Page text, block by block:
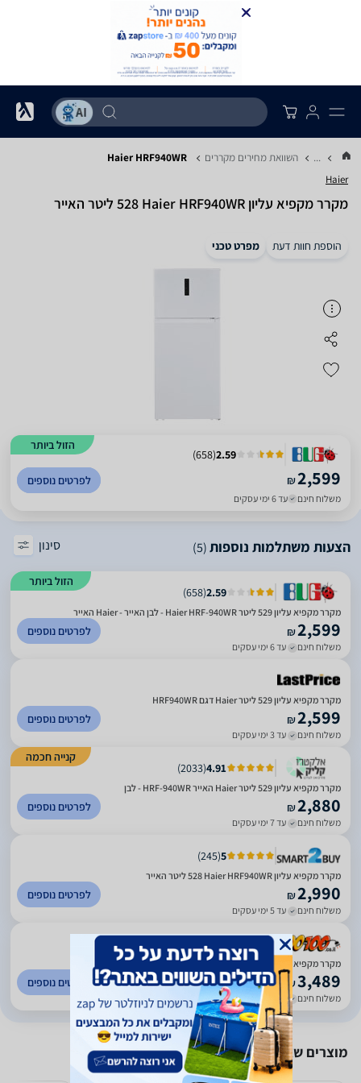
... השוואת מחירים מקררים Haier HRF940WR
Haier
מקרר ‏מקפיא עליון Haier HRF940WR ‏528 ‏ליטר האייר
הוספת חוות דעת מפרט טכני
הזול ביותר
2.59
(
658
)
₪2,599
משלוח חינם עד 6 ימי עסקים
לפרטים נוספים
הצעות משתלמות נוספות(5) סינון
הזול ביותר
2.59
(
658
)
מקרר מקפיא עליון 529 ליטר Haier HRF-940WR - לבן האייר - Haier האייר
₪2,599
משלוח חינם עד 6 ימי עסקים
לפרטים נוספים
מקרר מקפיא עליון 529 ליטר Haier דגם HRF940WR
₪2,599
משלוח חינם עד 3 ימי עסקים
לפרטים נוספים
קנייה חכמה
4.91
(
2033
)
מקרר מקפיא עליון 529 ליטר Haier האייר HRF-940WR - לבן
₪2,880
משלוח חינם עד 7 ימי עסקים
לפרטים נוספים
5
(
245
)
מקרר ‏מקפיא עליון Haier HRF940WR ‏528 ‏ליטר האייר
₪2,990
משלוח חינם עד 5 ימי עסקים
לפרטים נוספים
4.63
(
מקרר מקפיא עליון האייר HRF940WR לבן Haier
₪3,489
משלוח חינם עד 7 ימי עסקים
לפרטים נוספים
מוצרים שאולי יעניינו אותך